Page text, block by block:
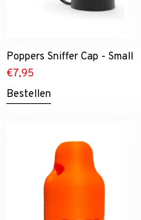
Poppers Sniffer Cap - Small
€7,95
Bestellen